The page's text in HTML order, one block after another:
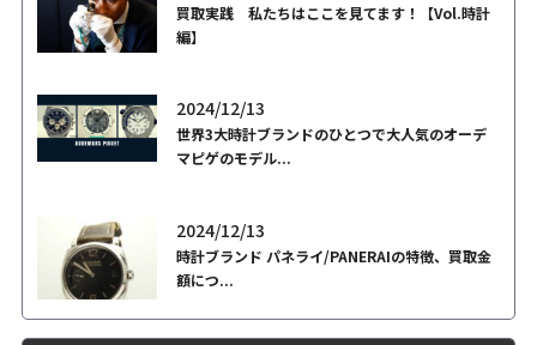
買取実践 私たちはここを見てます！【Vol.時計
編】
2024/12/13
世界3大時計ブランドのひとつで大人気のオーデ
マピゲのモデル...
2024/12/13
時計ブランド パネライ/PANERAIの特徴、買取金
額につ...